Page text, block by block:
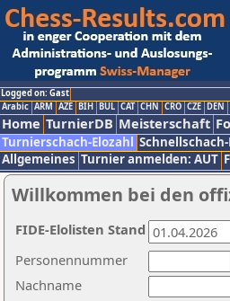
Logged on: Gast
Arabic ARM AZE BIH BUL CAT CHN CRO CZE DEN
Home TurnierDB Meisterschaft
Turnierschach-Elozahl
Allgemeines Turnier anmelden: AUT
Willkommen bei den
Nachname
Personennummer
FIDE-Elolisten Stand